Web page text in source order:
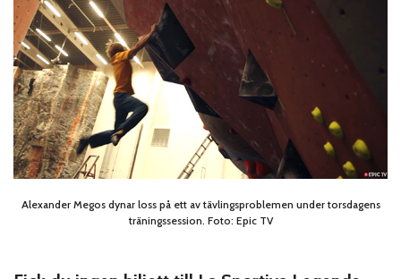
Alexander Megos dynar loss på ett av tävlingsproblemen under torsdagens
träningssession. Foto: Epic TV